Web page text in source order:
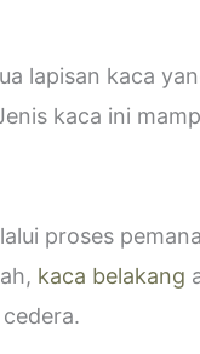
lapisan kaca
kaca ini
proses
kaca belakang